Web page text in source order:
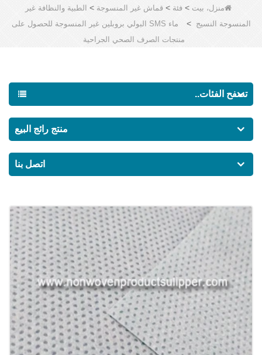
منزل، بيت >فئة >قماش غير المنسوجة > الطبية والنظافة غير
المنسوجة النسيج >
ماء SMS البولي بروبلين غير المنسوجة للحصول على
منتجات الصرف الصحي الجراحية
تصفح الفئات..
منتج رائج البيع
اتصل بنا